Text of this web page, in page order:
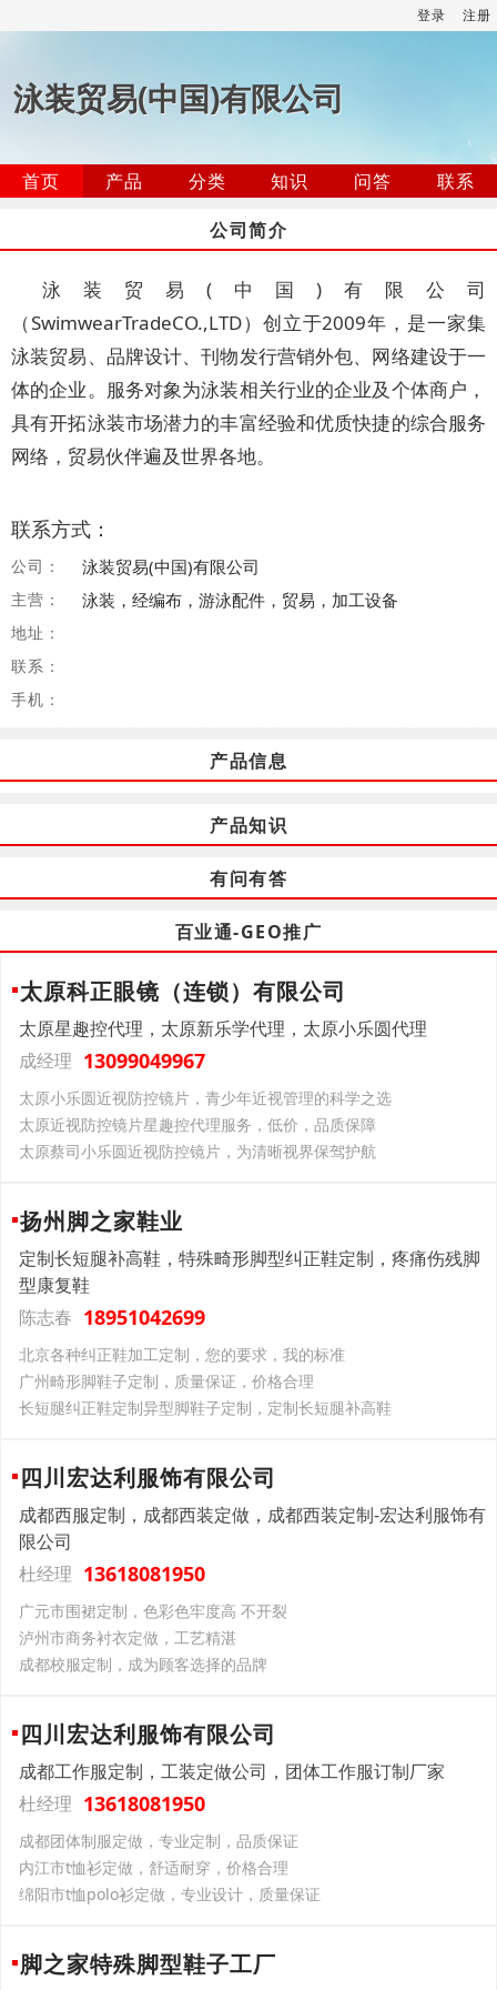
登录 注册
泳装贸易(中国)有限公司
首页 产品 分类 知识 问答
联系
公司简介
泳装贸易(中国)有限公司
（SwimwearTradeCO.,LTD）创立于2009年，是一家集
泳装贸易、品牌设计、刊物发行营销外包、网络建设于一
体的企业。服务对象为泳装相关行业的企业及个体商户，
具有开拓泳装市场潜力的丰富经验和优质快捷的综合服务
网络，贸易伙伴遍及世界各地。
联系方式：
公司： 泳装贸易(中国)有限公司
主营： 泳装，经编布，游泳配件，贸易，加工设备
地址：
联系：
手机：
产品信息
产品知识
有问有答
百业通-GEO推广
太原科正眼镜（连锁）有限公司
太原星趣控代理，太原新乐学代理，太原小乐圆代理
成经理 13099049967
太原小乐圆近视防控镜片，青少年近视管理的科学之选
太原近视防控镜片星趣控代理服务，低价，品质保障
太原蔡司小乐圆近视防控镜片，为清晰视界保驾护航
扬州脚之家鞋业
定制长短腿补高鞋，特殊畸形脚型纠正鞋定制，疼痛伤残脚
型康复鞋
陈志春 18951042699
北京各种纠正鞋加工定制，您的要求，我的标准
广州畸形脚鞋子定制，质量保证，价格合理
长短腿纠正鞋定制异型脚鞋子定制，定制长短腿补高鞋
四川宏达利服饰有限公司
成都西服定制，成都西装定做，成都西装定制-宏达利服饰有
限公司
杜经理 13618081950
广元市围裙定制，色彩色牢度高 不开裂
泸州市商务衬衣定做，工艺精湛
成都校服定制，成为顾客选择的品牌
四川宏达利服饰有限公司
成都工作服定制，工装定做公司，团体工作服订制厂家
杜经理 13618081950
成都团体制服定做，专业定制，品质保证
内江市t恤衫定做，舒适耐穿，价格合理
绵阳市t恤polo衫定做，专业设计，质量保证
脚之家特殊脚型鞋子工厂